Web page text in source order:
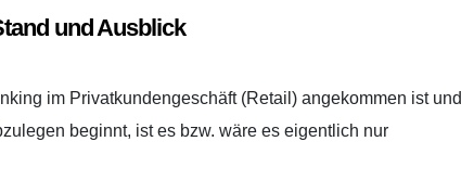
und Ausblick
im Privatkundengeschäft (Retail) angekommen ist und
beginnt, ist es bzw. wäre es eigentlich nur